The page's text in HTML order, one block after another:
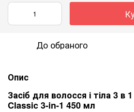
До обраного
Опис
Засіб для волосся і тіла 3 в
Classic 3-in-1 450 мл